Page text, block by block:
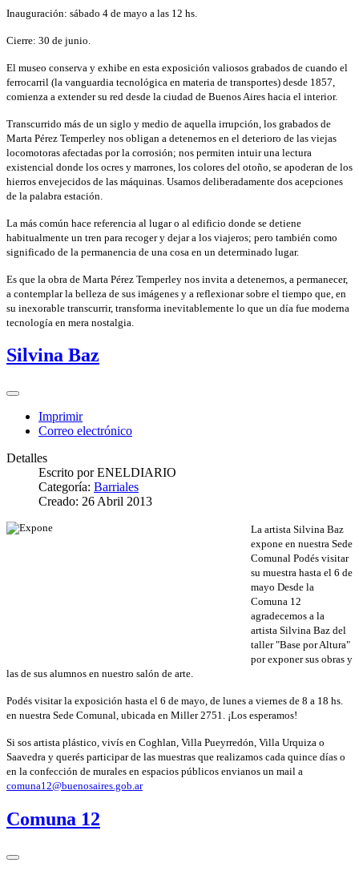
Inauguración: sábado 4 de mayo a las 12 hs.
Cierre: 30 de junio.
El museo conserva y exhibe en esta exposición valiosos grabados de cuando el
ferrocarril (la vanguardia tecnológica en materia de transportes) desde 1857,
comienza a extender su red desde la ciudad de Buenos Aires hacia el interior.
Transcurrido más de un siglo y medio de aquella irrupción, los grabados de
Marta Pérez Temperley nos obligan a detenernos en el deterioro de las viejas
locomotoras afectadas por la corrosión; nos permiten intuir una lectura
existencial donde los ocres y marrones, los colores del otoño, se apoderan de los
hierros envejecidos de las máquinas. Usamos deliberadamente dos acepciones
de la palabra estación.
La más común hace referencia al lugar o al edificio donde se detiene
habitualmente un tren para recoger y dejar a los viajeros; pero también como
significado de la permanencia de una cosa en un determinado lugar.
Es que la obra de Marta Pérez Temperley nos invita a detenernos, a permanecer,
a contemplar la belleza de sus imágenes y a reflexionar sobre el tiempo que, en
su inexorable transcurrir, transforma inevitablemente lo que un día fue moderna
tecnología en mera nostalgia.
Silvina Baz
Imprimir
Correo electrónico
Detalles
Escrito porENELDIARIO
Categoría: Barriales
Creado: 26 Abril 2013
La artista Silvina Baz
expone en nuestra Sede
Comunal Podés visitar
su muestra hasta el 6 de
mayo Desde la
Comuna 12
agradecemos a la
artista Silvina Baz del
taller "Base por Altura"
por exponer sus obras y
las de sus alumnos en nuestro salón de arte.
Podés visitar la exposición hasta el 6 de mayo, de lunes a viernes de 8 a 18 hs.
en nuestra Sede Comunal, ubicada en Miller 2751. ¡Los esperamos!
Si sos artista plástico, vivís en Coghlan, Villa Pueyrredón, Villa Urquiza o
Saavedra y querés participar de las muestras que realizamos cada quince días o
en la confección de murales en espacios públicos envianos un mail a
comuna12@buenosaires.gob.ar
Comuna 12